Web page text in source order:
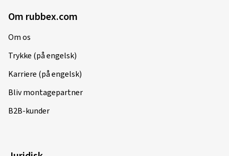
Om rubbex.com
Om os
Trykke (på engelsk)
Karriere (på engelsk)
Bliv montagepartner
B2B-kunder